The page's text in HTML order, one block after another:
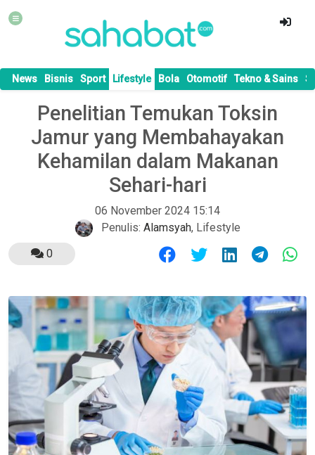
News Bisnis Sport Lifestyle Bola Otomotif Tekno & Sains
Penelitian Temukan Toksin
Jamur yang Membahayakan
Kehamilan dalam Makanan
Sehari-hari
06 November 2024 15:14
Penulis: Alamsyah, Lifestyle
0